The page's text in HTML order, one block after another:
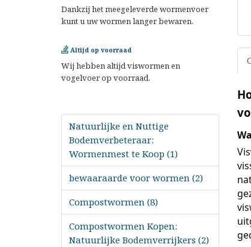
Dankzij het meegeleverde wormenvoer
kunt u uw wormen langer bewaren.
Altijd op voorraad
Wij hebben altijd viswormen en
vogelvoer op voorraad.
Natuurlijke en Nuttige
Bodemverbeteraar:
Wormenmest te Koop (1)
bewaaraarde voor wormen (2)
Compostwormen (8)
Compostwormen Kopen:
Natuurlijke Bodemverrijkers (2)